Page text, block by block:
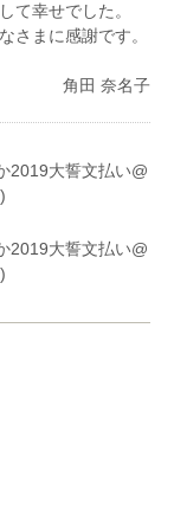
て幸せでした。
さまに感謝です。
角田 奈名子